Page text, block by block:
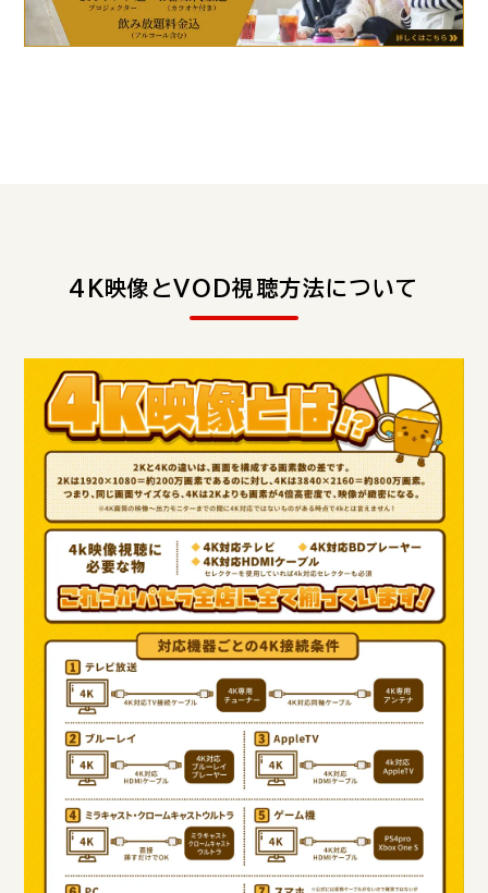
4K映像とVOD視聴方法について